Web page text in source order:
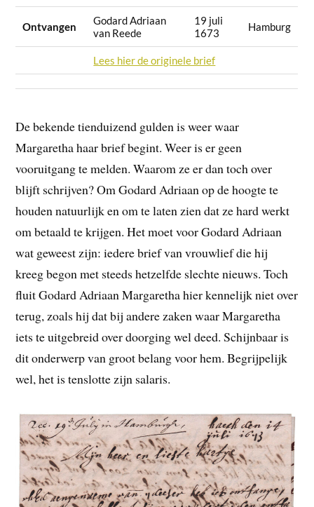
Ontvangen
Godard Adriaan
van Reede
19 juli
1673
Hamburg
Lees hier de originele brief
De bekende tienduizend gulden is weer waar
Margaretha haar brief begint. Weer is er geen
vooruitgang te melden. Waarom ze er dan toch over
blijft schrijven? Om Godard Adriaan op de hoogte te
houden natuurlijk en om te laten zien dat ze hard werkt
om betaald te krijgen. Het moet voor Godard Adriaan
wat geweest zijn: iedere brief van vrouwlief die hij
kreeg begon met steeds hetzelfde slechte nieuws. Toch
fluit Godard Adriaan Margaretha hier kennelijk niet over
terug, zoals hij dat bij andere zaken waar Margaretha
iets te uitgebreid over doorging wel deed. Schijnbaar is
dit onderwerp van groot belang voor hem. Begrijpelijk
wel, het is tenslotte zijn salaris.